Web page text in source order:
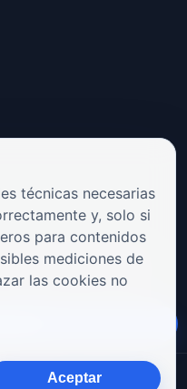
Envíanos tus
musicales.
Entrevistas · Música
técnicas necesarias
y, solo si
para contenidos
mediciones de
las cookies no
Aceptar